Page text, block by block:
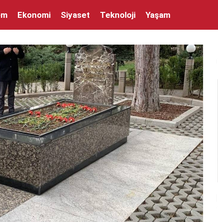
Ekonomi Siyaset Teknoloji Yaşam